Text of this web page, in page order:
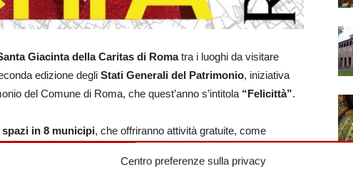
Centro preferenze sulla privacy
Giacinta della Caritas di Romatra i luoghi da visitare
edizione degliStati Generali del Patrimonio, iniziativa
del Comune di Roma, che quest’anno s’intitola “Felicittà”.
spazi in 8 municipi, che offriranno attività gratuite, come
che serviranno a far conoscere il patrimonio della città.